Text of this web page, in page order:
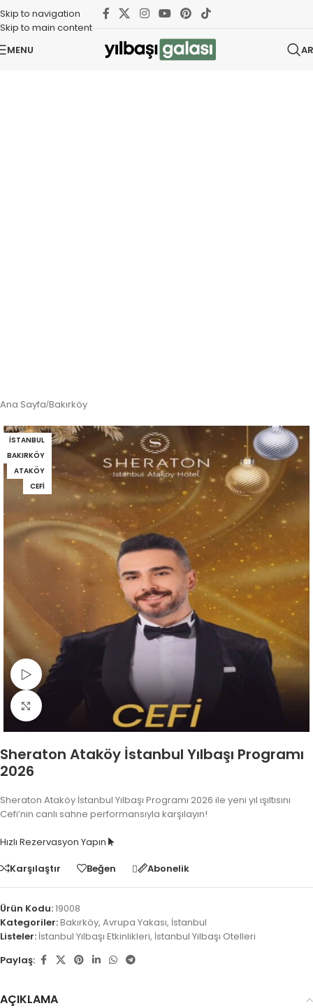
Skip to navigation
Skip to main content
MENU
Ana Sayfa/Bakırköy
İSTANBUL
BAKIRKÖY
ATAKÖY
CEFI
Video İzle
Fotoğrafı Büyüt
Sheraton Ataköy İstanbul Yılbaşı Programı
2026
Sheraton Ataköy İstanbul Yılbaşı Programı 2026 ile yeni yıl ışıltısını
Cefi’nin canlı sahne performansıyla karşılayın!
Hızlı Rezervasyon Yapın
Karşılaştır
Beğen Abonelik
Ürün Kodu:19008
Kategoriler:Bakırköy, Avrupa Yakası, İstanbul
Listeler: İstanbul Yılbaşı Etkinlikleri, İstanbul Yılbaşı Otelleri
Paylaş:
AÇIKLAMA